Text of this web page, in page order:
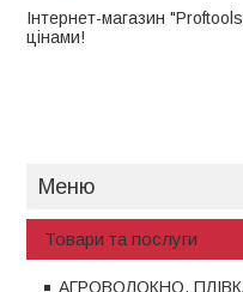
Інтернет-магазин
цінами!
Товари та послуги
АГРОВОЛОКНО,